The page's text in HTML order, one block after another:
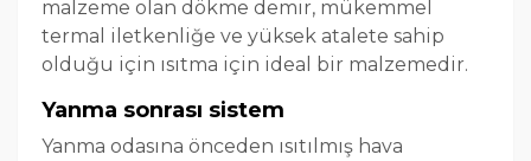
malzeme olan dökme demir, mükemmel
termal iletkenliğe ve yüksek atalete sahip
olduğu için ısıtma için ideal bir malzemedir.
Yanma sonrası sistem
Yanma odasına önceden ısıtılmış hava